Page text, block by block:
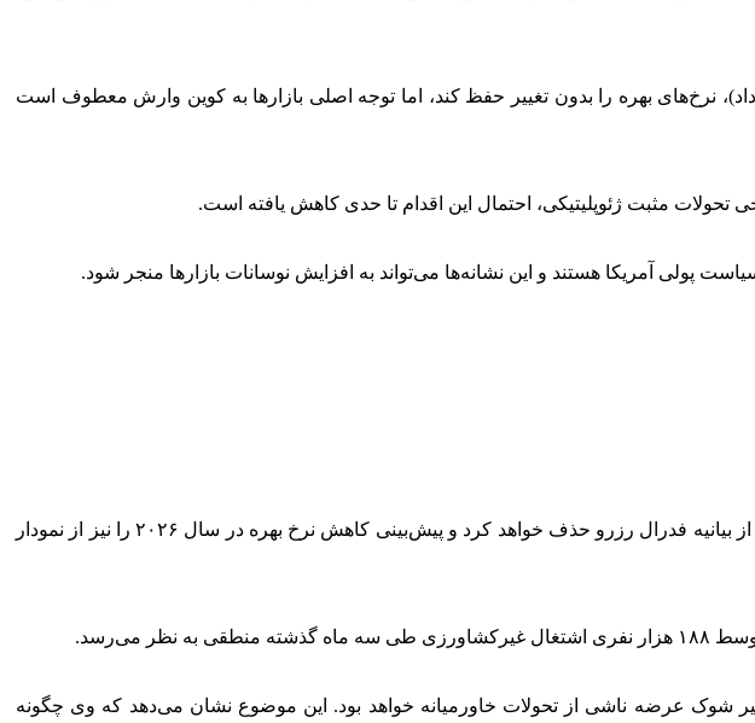
می‌شود که فدرال رزرو در پایان نشست دو روزه خود در روزهای سه‌شنبه و چهارشنبه (۲۵ و ۲۷ خرداد)، نرخ‌های بهره را بدون تغییر حفظ کند، اما توجه اصلی بازارها به کوین وارش معطوف است
تحولات مثبت ژئوپلیتیکی، احتمال این اقدام تا حدی کاهش یافته است.
پولی آمریکا هستند و این نشانه‌ها می‌تواند به افزایش نوسانات بازارها منجر شود.
فیلیپ ماری، استراتژیست ارشد آمریکا در «رابوبانک» گفت: وارش احتمالا «تمایل به سیاست‌های انبساطی» را از بیانیه فدرال رزرو حذف خواهد کرد و پیش‌بینی کاهش نرخ بهره در سال ۲۰۲۶ را نیز از نمودار
عرضه ناشی از تحولات خاورمیانه خواهد بود. این موضوع نشان می‌دهد که وی چگونه